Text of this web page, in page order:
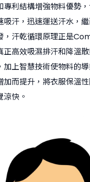
專利結構增強物料優勢
吸汗，迅速運送汗水，
，汗乾循環原理正是
正高效吸濕排汗和降溫
加上智慧技術使物料的
加而提升，將衣服保溫
涼快。